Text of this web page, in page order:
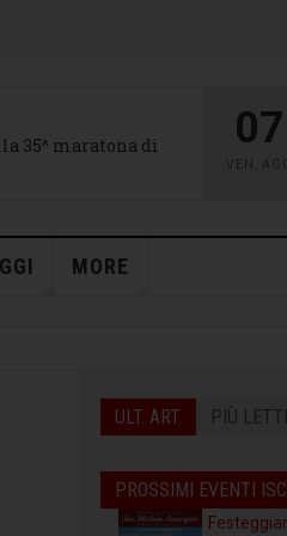
35^ maratona di
07
VEN ,
MORE
ULT. ART. PIÙ LETTI
PROSSIMI EVENTI